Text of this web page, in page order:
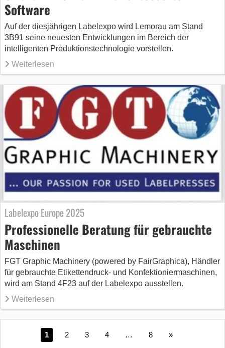
Software
Auf der diesjährigen Labelexpo wird Lemorau am Stand
3B91 seine neuesten Entwicklungen im Bereich der
intelligenten Produktionstechnologie vorstellen.
Weiterlesen
Labelexpo Europe 2025
Professionelle Beratung für gebrauchte
Maschinen
FGT Graphic Machinery (powered by FairGraphica), Händler
für gebrauchte Etikettendruck- und Konfektioniermaschinen,
wird am Stand 4F23 auf der Labelexpo ausstellen.
Weiterlesen
1 2 3 4 … 8 »